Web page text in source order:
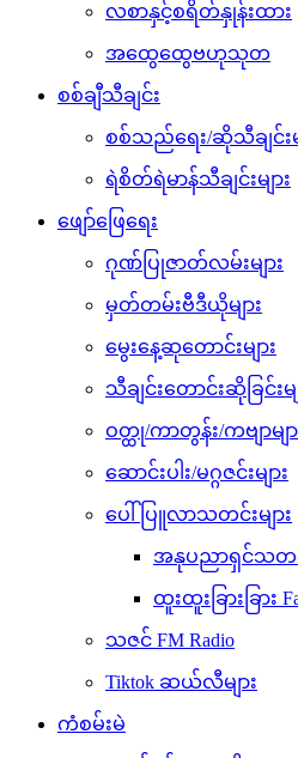
လစာနှင့်စရိတ်နှုန်းထား
အထွေထွေဗဟုသုတ
စစ်ချီသီချင်း
စစ်သည်ရေး/ဆိုသီချင်းမ
ရဲစိတ်ရဲမာန်သီချင်းများ
ဖျော်ဖြေရေး
ဂုဏ်ပြုဇာတ်လမ်းများ
မှတ်တမ်းဗီဒီယိုများ
မွေးနေ့ဆုတောင်းများ
သီချင်းတောင်းဆိုခြင်းမျ
ဝတ္ထု/ကာတွန်း/ကဗျာမျာ
ဆောင်းပါး/မဂ္ဂဇင်းများ
ပေါ်ပြူလာသတင်းများ
အနုပညာရှင်သတင်
ထူးထူးခြားခြား
သဇင် FM Radio
Tiktok ဆယ်လီများ
ကံစမ်းမဲ